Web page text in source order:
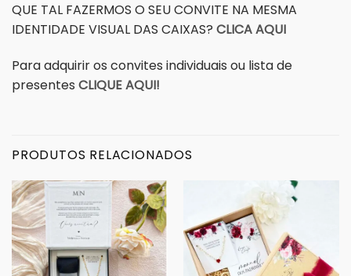
QUE TAL FAZERMOS O SEU CONVITE NA MESMA
IDENTIDADE VISUAL DAS CAIXAS? CLICA AQUI
Para adquirir os convites individuais ou lista de
presentes CLIQUE AQUI!
PRODUTOS RELACIONADOS